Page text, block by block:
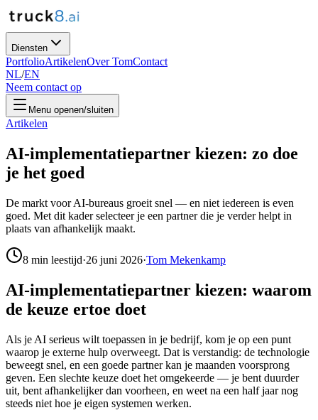
Diensten
PortfolioArtikelenOver TomContact
NL/EN
Neem contact op
Menu openen/sluiten
Artikelen
AI-implementatiepartner kiezen: zo doe
je het goed
De markt voor AI-bureaus groeit snel — en niet iedereen is even
goed. Met dit kader selecteer je een partner die je verder helpt in
plaats van afhankelijk maakt.
8 min leestijd·26 juni 2026·Tom Mekenkamp
AI-implementatiepartner kiezen: waarom
de keuze ertoe doet
Als je AI serieus wilt toepassen in je bedrijf, kom je op een punt
waarop je externe hulp overweegt. Dat is verstandig: de technologie
beweegt snel, en een goede partner kan je maanden voorsprong
geven. Een slechte keuze doet het omgekeerde — je bent duurder
uit, bent afhankelijker dan voorheen, en weet na een half jaar nog
steeds niet hoe je eigen systemen werken.